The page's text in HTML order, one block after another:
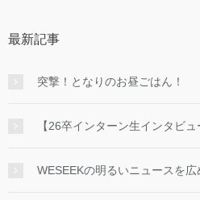
最新記事
突撃！となりのお昼ごはん！
【26卒インターン生インタビ
WESEEKの明るいニュースを広